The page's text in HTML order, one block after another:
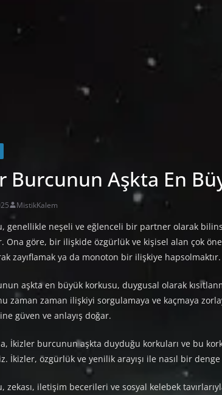
Burcunun Aşkta En
MistikKalem
genellikle neşeli ve eğlenceli bir partner olarak
Ona göre, bir ilişkide özgürlük ve kişisel alan çok
zayıflamak ya da monoton bir ilişkiye hapsolmaktır.
aşkta en büyük korkusu, duygusal olarak
zaman zaman ilişkiyi sorgulamaya ve kaçmaya
güven ve anlayış doğar.
İkizler burcunun aşkta duyduğu korkuları ve bu
İkizler, özgürlük ve yenilik arayışı ile nasıl bir
zekası, iletişim becerileri ve sosyal kelebek